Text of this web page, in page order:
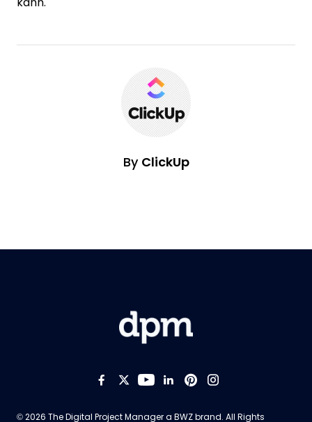
kann.
By ClickUp
Like us on Facebook
Follow us on Twitter
Follow us on
Add us on
Follow us on
Follow us
© 2026 The Digital Project Manager a BWZOpens new window
brand. All Rights